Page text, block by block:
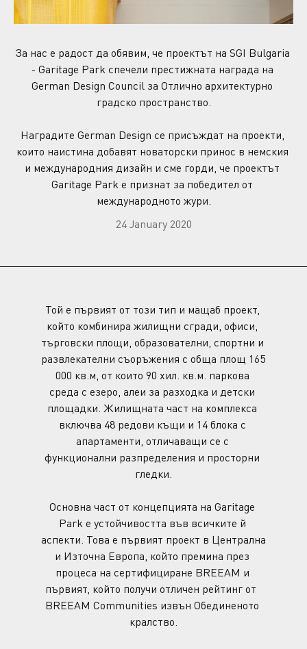
За нас е радост да обявим, че проектът на SGI Bulgaria
- Garitage Park спечели престижната награда на
German Design Council за Отлично архитектурно
градско пространство.
Наградите German Design се присъждат на проекти,
които наистина добавят новаторски принос в немския
и международния дизайн и сме горди, че проектът
Garitage Park е признат за победител от
международното жури.
24 January 2020
Той е първият от този тип и мащаб проект,
който комбинира жилищни сгради, офиси,
търговски площи, образователни, спортни и
развлекателни съоръжения с обща площ 165
000 кв.м, от които 90 хил. кв.м. паркова
среда с езеро, алеи за разходка и детски
площадки. Жилищната част на комплекса
включва 48 редови къщи и 14 блока с
апартаменти, отличаващи се с
функционални разпределения и просторни
гледки.
Основна част от концепцията на Garitage
Park е устойчивостта във всичките й
аспекти. Това е първият проект в Централна
и Източна Европа, който премина през
процеса на сертифициране BREEAM и
първият, който получи отличен рейтинг от
BREEAM Communities извън Обединеното
кралство.